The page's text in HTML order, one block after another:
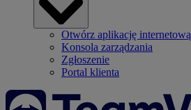
Otwórz aplikację internetową
Konsola zarządzania
Zgłoszenie
Portal klienta